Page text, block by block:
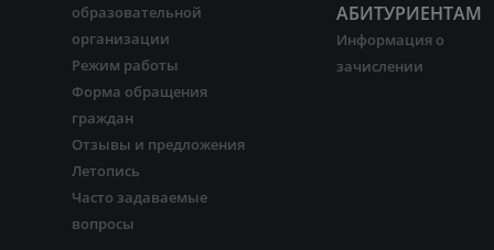
образовательной
организации
Режим работы
Форма обращения
граждан
Отзывы и предложения
Летопись
Часто задаваемые
вопросы
АБИТУРИЕНТАМ
Информация о
зачислении